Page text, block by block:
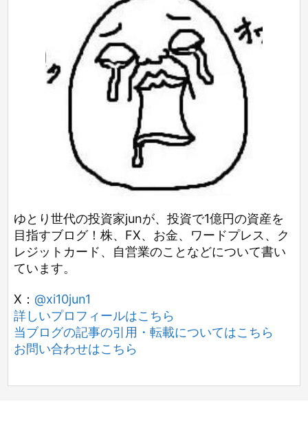
ゆとり世代の投資家junが、投資で1億円の資産を
目指すブログ！株、FX、お金、ワードプレス、ク
レジットカード、自営業のことなどについて書い
ています。
X： @xi10jun1
詳しいプロフィールはこちら
当ブログの記事の引用・転載についてはこちら
お問い合わせはこちら